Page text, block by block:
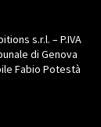
s.r.l. – P.IVA
di Genova
Fabio Potestà